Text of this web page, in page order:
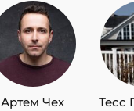
Артем Чех Тесс